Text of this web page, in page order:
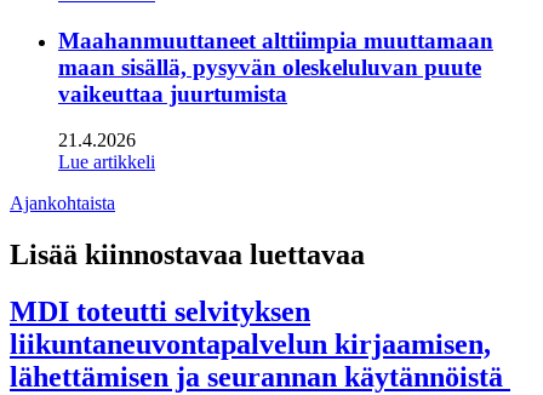
Maahanmuuttaneet alttiimpia muuttamaan
maan sisällä, pysyvän oleskeluluvan puute
vaikeuttaa juurtumista
21.4.2026
Lue artikkeli
Ajankohtaista
Lisää kiinnostavaa luettavaa
MDI toteutti selvityksen
liikuntaneuvontapalvelun kirjaamisen,
lähettämisen ja seurannan käytännöistä